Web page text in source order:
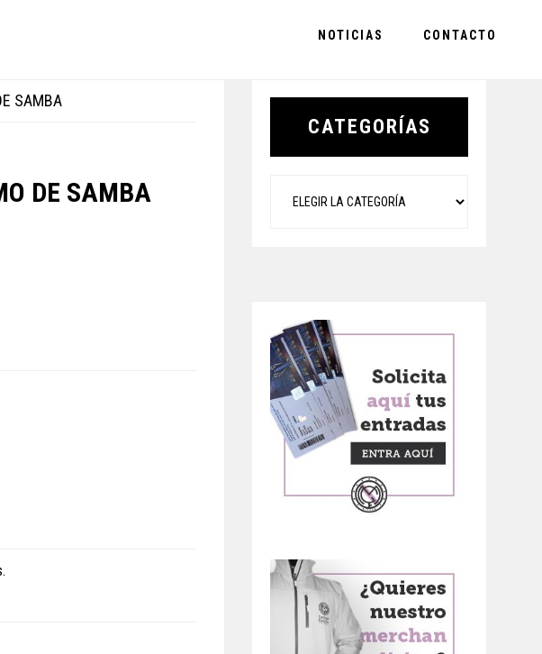
NOTICIAS CONTACTO
SAMBA
DE SAMBA
Primary
CATEGORÍAS